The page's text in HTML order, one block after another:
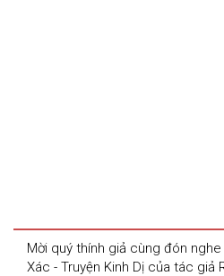
Mời quý thính giả cùng đón
Xác - Truyện Kinh Dị của tác giả